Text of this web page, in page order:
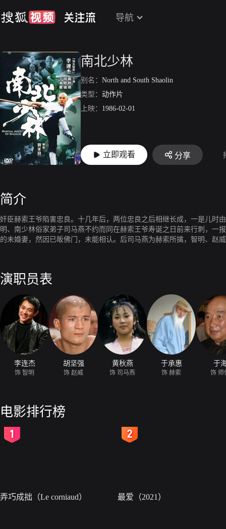
导航
南北少林
别名： North and South Shaolin
类型： 动作片
上映： 1986-02-01
立即观看 分享
简介
奸臣赫索王爷陷害忠良。十几年后，两位忠良之后相继长成，一是儿时
明、南少林俗家弟子司马燕不约而同在赫索王爷寿诞之日前来行刺，一
的未婚妻，然因已皈佛门，未能相认。后司马燕为赫索所擒，智明、赵
演职员表
李连杰
饰 智明
胡坚强
饰 赵威
黄秋燕
饰 司马燕
于承惠
饰 赫索
于
饰 师
电影排行榜
弄巧成拙（Le corniaud） 最爱（2021）